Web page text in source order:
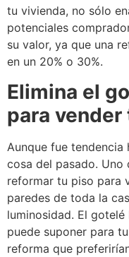
tu vivienda, no sólo
potenciales
su valor, ya que una
en un 20% o 30%.
Elimina el
para vender
Aunque fue
cosa del pasado.
reformar tu piso para
paredes de toda la
luminosidad. El
puede suponer para
reforma que